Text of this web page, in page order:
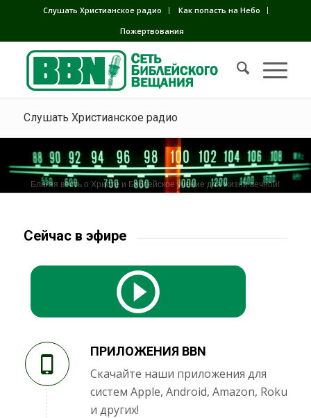
Слушать Христианское радио
Как попасть на Небо
Пожертвования
Слушать Христианское радио
Благая весть о Христе и Библейское учение для жизни вечной!
Сейчас в эфире
ПРИЛОЖЕНИЯ BBN
Скачайте наши приложения для
систем Apple, Android, Amazon, Roku
и других!